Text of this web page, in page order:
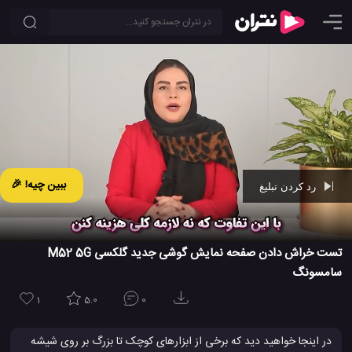
ببین چیه! 🎉
Ad -01:28
تست خراش دادن صفحه نمایش گوشی جدید گلکسی M52 5G
سامسونگ
1 5.0 0
در اینجا خواهید دید که برخی از ابزارهای کوچک تا بزرگ بر روی شیشه